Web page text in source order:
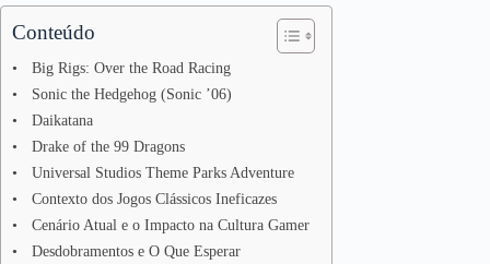
Conteúdo
Big Rigs: Over the Road Racing
Sonic the Hedgehog (Sonic ’06)
Daikatana
Drake of the 99 Dragons
Universal Studios Theme Parks Adventure
Contexto dos Jogos Clássicos Ineficazes
Cenário Atual e o Impacto na Cultura Gamer
Desdobramentos e O Que Esperar